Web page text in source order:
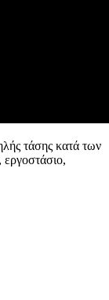
τάσης κατά των